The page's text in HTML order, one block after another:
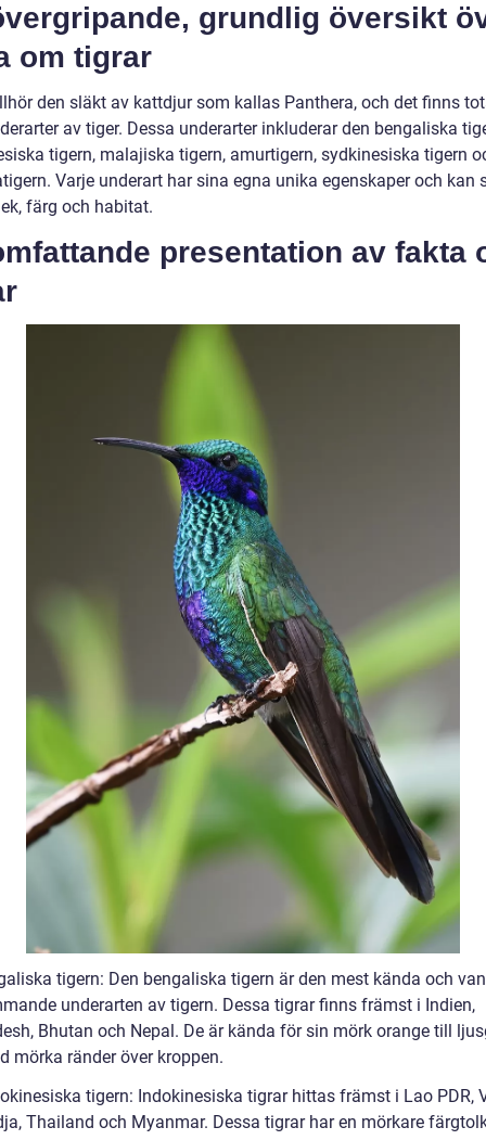
grundlig översikt
om tigrar
den släkt av kattdjur som kallas Panthera, och det finns
av tiger. Dessa underarter inkluderar den bengaliska
tigern, malajiska tigern, amurtigern, sydkinesiska tigern
Varje underart har sina egna unika egenskaper och kan
färg och habitat.
presentation av fakta
tigern: Den bengaliska tigern är den mest kända och
underarten av tigern. Dessa tigrar finns främst i Indien,
Bhutan och Nepal. De är kända för sin mörk orange till
mörka ränder över kroppen.
tigern: Indokinesiska tigrar hittas främst i Lao PDR,
Thailand och Myanmar. Dessa tigrar har en mörkare